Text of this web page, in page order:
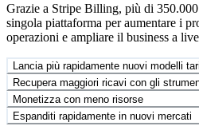
Grazie a Stripe Billing, più di
singola piattaforma per aumentare i
operazioni e ampliare il business a
Lancia più rapidamente nuovi modelli
Recupera maggiori ricavi con gli
Monetizza con meno risorse
Espanditi rapidamente in nuovi mercati